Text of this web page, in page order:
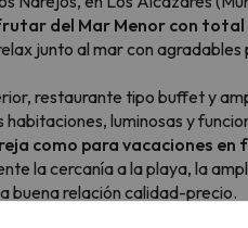
del Mar Menor con
junto al mar con
restaurante tipo buffet y
habitaciones, luminosas y
como para vacaciones en
la cercanía a la playa, la
buena relación calidad-precio.
a mano, este es el lugar